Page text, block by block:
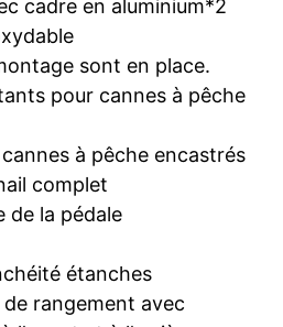
cadre en aluminium*2
sont en place.
pour cannes à pêche
à pêche encastrés
complet
de la pédale
étanches
rangement avec